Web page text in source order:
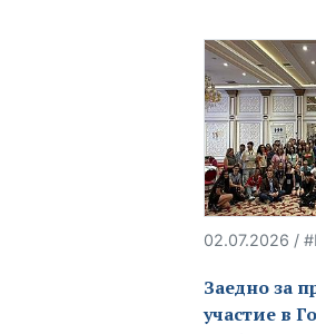
02.07.2026 /
Заедно за
участие в